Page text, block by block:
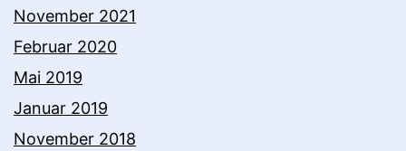
November 2021
Februar 2020
Mai 2019
Januar 2019
November 2018